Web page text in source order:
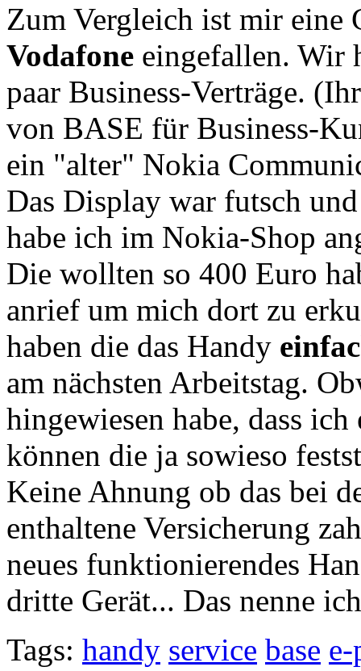
Zum Vergleich ist mir eine
Vodafone eingefallen. Wir
paar Business-Verträge.
von BASE für Business-
ein "alter" Nokia
Das Display war futsch
habe ich im Nokia-Shop
Die wollten so 400 Euro
anrief um mich dort zu
haben die das Handy
am nächsten Arbeitstag.
hingewiesen habe, dass
können die ja sowieso
Keine Ahnung ob das bei
enthaltene Versicherung
neues funktionierendes
dritte Gerät... Das nenne
Tags: handy service base